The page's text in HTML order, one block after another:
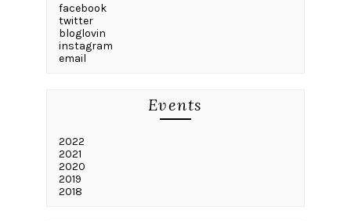
facebook
twitter
bloglovin
instagram
email
Events
2022
2021
2020
2019
2018